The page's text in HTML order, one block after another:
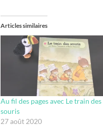
Articles similaires
Au fil des pages avec Le train des
souris
27 août 2020